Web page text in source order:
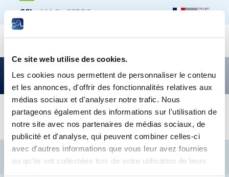
Ce site web utilise des cookies.
Les cookies nous permettent de personnaliser le contenu
et les annonces, d'offrir des fonctionnalités relatives aux
médias sociaux et d'analyser notre trafic. Nous
partageons également des informations sur l'utilisation de
notre site avec nos partenaires de médias sociaux, de
publicité et d'analyse, qui peuvent combiner celles-ci
avec d'autres informations que vous leur avez fournies
ou qu'ils ont collectées lors de votre utilisation de leurs
CSL LLLC CEFOS
édition avril 2022
–
CSL LLLC
CEFOS
Contact
Jobs Inscription Newsletters